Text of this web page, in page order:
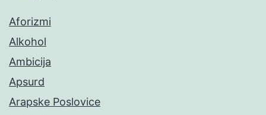
Aforizmi
Alkohol
Ambicija
Apsurd
Arapske Poslovice